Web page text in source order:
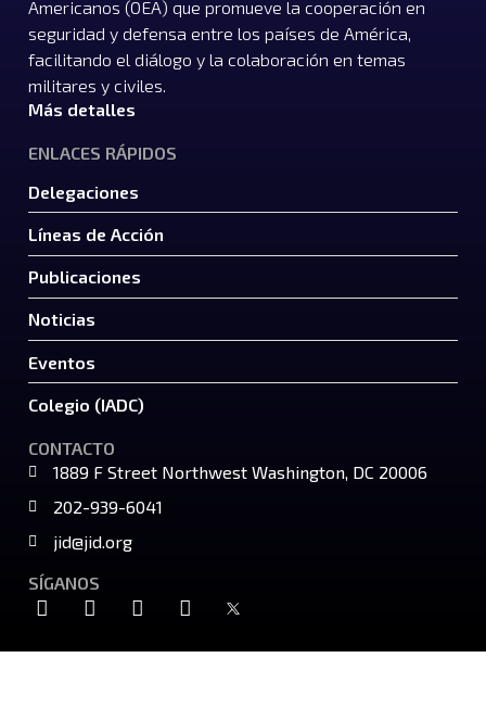
Americanos (OEA) que promueve la cooperación en
seguridad y defensa entre los países de América,
facilitando el diálogo y la colaboración en temas
militares y civiles.
Más detalles
ENLACES RÁPIDOS
Delegaciones
Líneas de Acción
Publicaciones
Noticias
Eventos
Colegio (IADC)
CONTACTO
1889 F Street Northwest Washington, DC 20006
202-939-6041
jid@jid.org
SÍGANOS